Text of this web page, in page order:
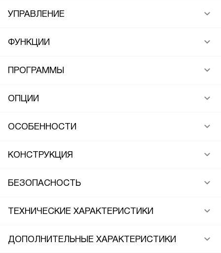
УПРАВЛЕНИЕ
ФУНКЦИИ
ПРОГРАММЫ
ОПЦИИ
ОСОБЕННОСТИ
КОНСТРУКЦИЯ
БЕЗОПАСНОСТЬ
ТЕХНИЧЕСКИЕ ХАРАКТЕРИСТИКИ
ДОПОЛНИТЕЛЬНЫЕ ХАРАКТЕРИСТИКИ